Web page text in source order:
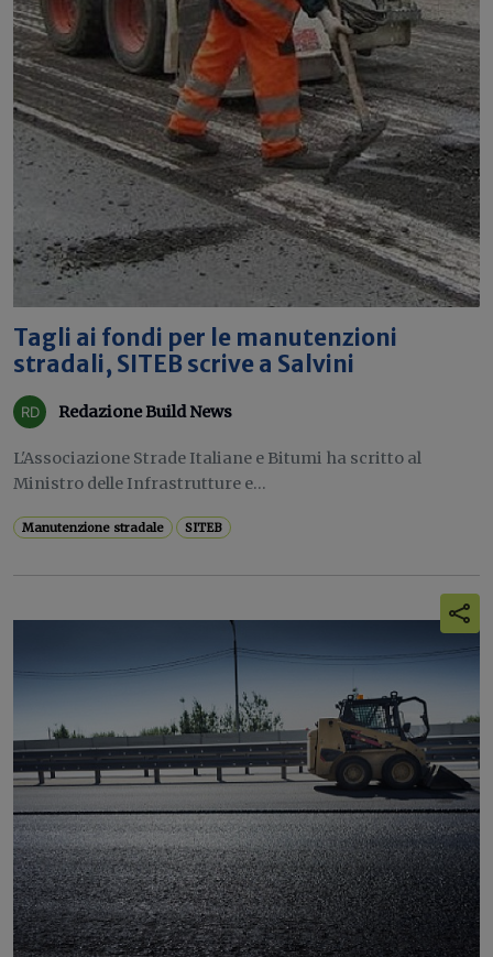
Tagli ai fondi per le manutenzioni
stradali, SITEB scrive a Salvini
Redazione Build News
L'Associazione Strade Italiane e Bitumi ha scritto al
Ministro delle Infrastrutture e...
Manutenzione stradale SITEB